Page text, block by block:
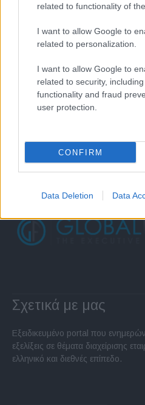
related to functionality of
I want to allow Google to
related to personalization.
I want to allow Google to
related to security,
functionality and fraud
user protection.
CONFIRM
Data Deletion Data
Σχετικά με μας
Εξειδικευμένο portal που
εξελίξεις σε θέματα διαχείρισης
ελληνικό και διεθνές επίπεδο.